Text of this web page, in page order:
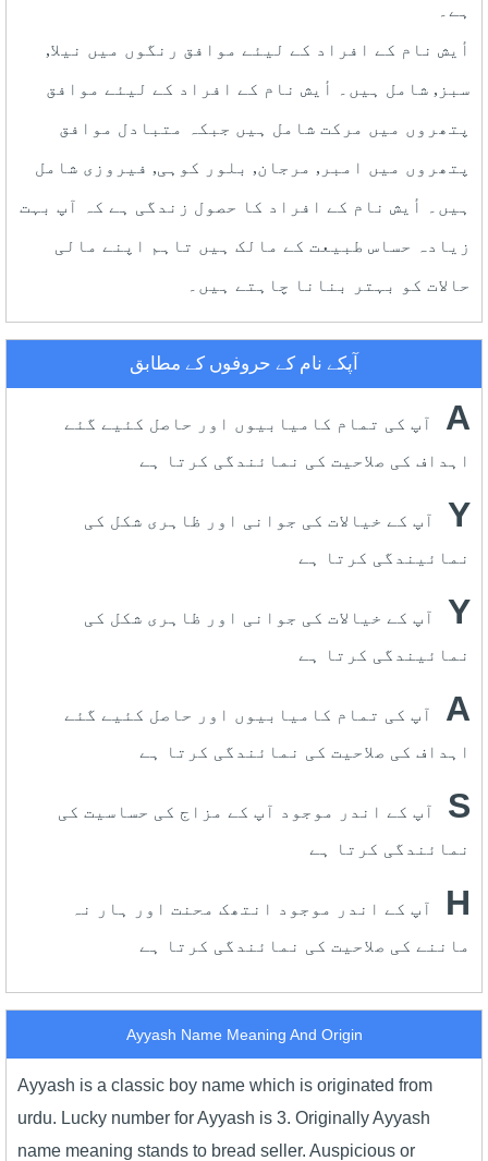
ہے۔
أيش نام کے افراد کے لیئے موافق رنگوں میں نیلا,
سبز, شامل ہیں۔ أيش نام کے افراد کے لیئے موافق
پتھروں میں مرکت شامل ہیں جبکہ متبادل موافق
پتھروں میں امبر, مرجان, بلور کوہی, فیروزی شامل
ہیں۔ أيش نام کے افراد کا حصول زندگی ہے کہ آپ بہت
زیادہ حساس طبیعت کے مالک ہیں تاہم اپنے مالی
حالات کو بہتر بنانا چاہتے ہیں۔
آپکے نام کے حروفوں کے مطابق
A
آپ کی تمام کامیابیوں اور حاصل کئیے گئے
اہداف کی صلاحیت کی نمائندگی کرتا ہے
Y
آپ کے خیالات کی جوانی اور ظاہری شکل کی
نمائیندگی کرتا ہے
Y
آپ کے خیالات کی جوانی اور ظاہری شکل کی
نمائیندگی کرتا ہے
A
آپ کی تمام کامیابیوں اور حاصل کئیے گئے
اہداف کی صلاحیت کی نمائندگی کرتا ہے
S
آپ کے اندر موجود آپ کے مزاج کی حساسیت کی
نمائندگی کرتا ہے
H
آپ کے اندر موجود انتھک محنت اور ہار نہ
ماننے کی صلاحیت کی نمائندگی کرتا ہے
Ayyash Name Meaning And Origin
Ayyash is a classic boy name which is originated from
urdu. Lucky number for Ayyash is 3. Originally Ayyash
name meaning stands to bread seller. Auspicious or